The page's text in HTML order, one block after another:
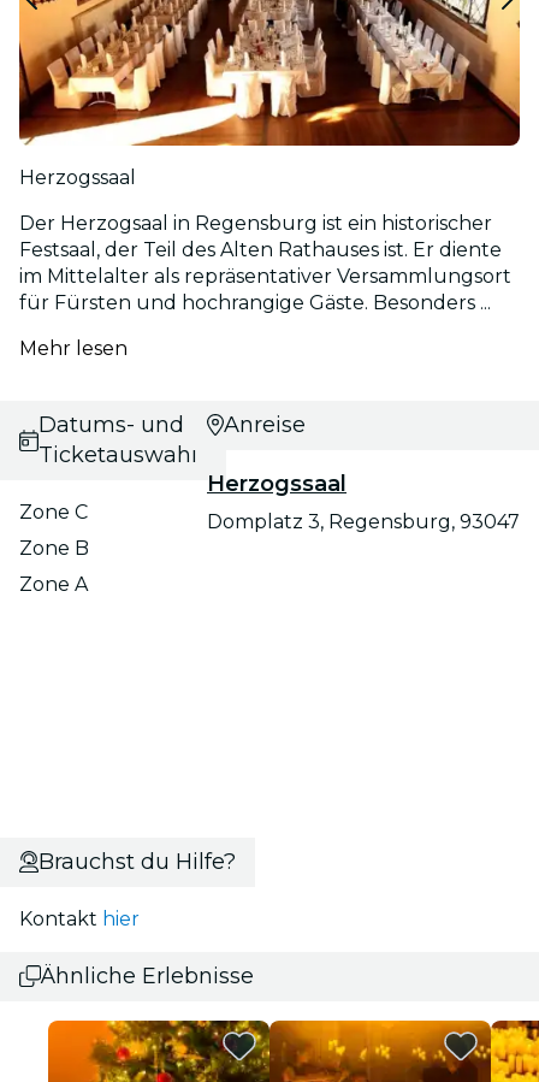
Herzogssaal
Der Herzogsaal in Regensburg ist ein historischer
Festsaal, der Teil des Alten Rathauses ist. Er diente
im Mittelalter als repräsentativer Versammlungsort
für Fürsten und hochrangige Gäste. Besonders ...
Mehr lesen
Datums- und
Ticketauswahl
Zone C
Zone B
Zone A
Anreise
Herzogssaal
Domplatz 3, Regensburg, 93047
Brauchst du Hilfe?
Kontakt hier
Ähnliche Erlebnisse